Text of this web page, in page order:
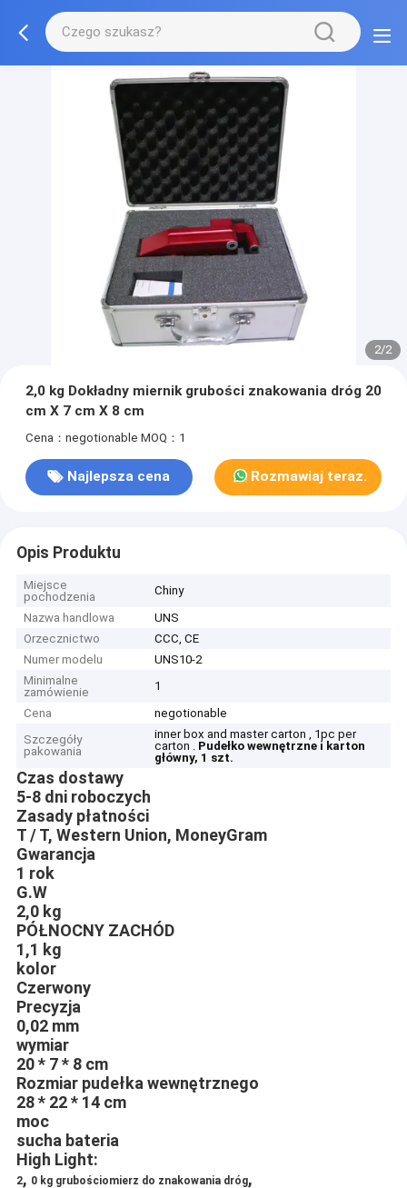
2/2
2,0 kg Dokładny miernik grubości znakowania dróg 20
cm X 7 cm X 8 cm
Cena：negotionable MOQ：1
Najlepsza cena Rozmawiaj teraz.
Opis Produktu
Miejsce
pochodzenia
Chiny
Nazwa handlowa
UNS
Orzecznictwo
CCC, CE
Numer modelu
UNS10-2
Minimalne
zamówienie
1
Cena
negotionable
Szczegóły
pakowania
inner box and master carton , 1pc per
carton . Pudełko wewnętrzne i karton
główny, 1 szt.
Czas dostawy
5-8 dni roboczych
Zasady płatności
T / T, Western Union, MoneyGram
Gwarancja
1 rok
G.W
2,0 kg
PÓŁNOCNY ZACHÓD
1,1 kg
kolor
Czerwony
Precyzja
0,02 mm
wymiar
20 * 7 * 8 cm
Rozmiar pudełka wewnętrznego
28 * 22 * ​​14 cm
moc
sucha bateria
High Light:
2, 0 kg grubościomierz do znakowania dróg,